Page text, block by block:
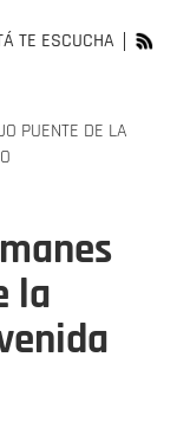
TE ESCUCHA
PUENTE DE LA
la